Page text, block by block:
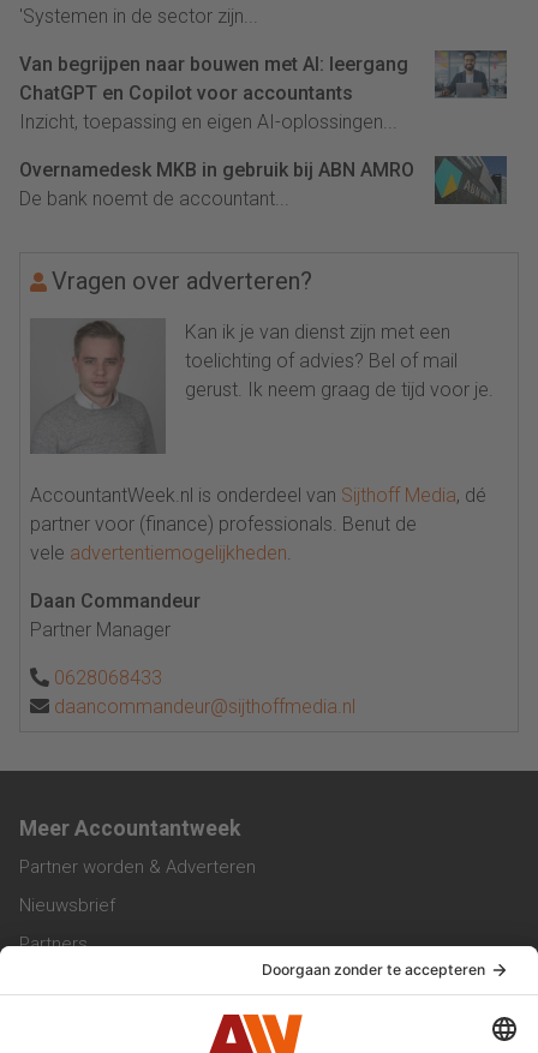
'Systemen in de sector zijn...
Van begrijpen naar bouwen met AI: leergang
ChatGPT en Copilot voor accountants
Inzicht, toepassing en eigen AI-oplossingen...
Overnamedesk MKB in gebruik bij ABN AMRO
De bank noemt de accountant...
Vragen over adverteren?
Kan ik je van dienst zijn met een
toelichting of advies? Bel of mail
gerust. Ik neem graag de tijd voor je.
AccountantWeek.nl is onderdeel van Sijthoff Media, dé
partner voor (finance) professionals. Benut de
vele advertentiemogelijkheden.
Daan Commandeur
Partner Manager
0628068433
daancommandeur@sijthoffmedia.nl
Meer Accountantweek
Partner worden & Adverteren
Nieuwsbrief
Partners